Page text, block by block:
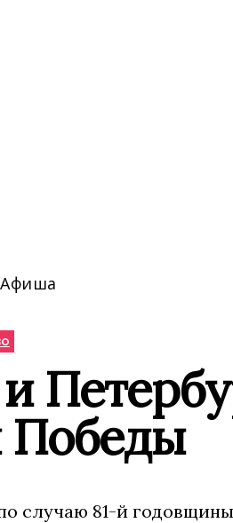
Афиша
Победы
случаю 81-й